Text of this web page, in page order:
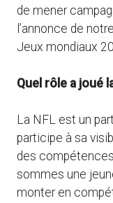
de mener
l’annonce de
Jeux mondiaux
Quel rôle a joué
La NFL est un
participe à sa
des
sommes une
monter en